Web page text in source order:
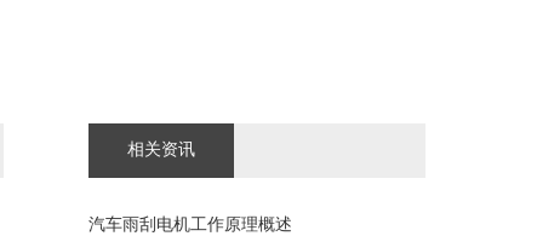
相关资讯
汽车雨刮电机工作原理概述